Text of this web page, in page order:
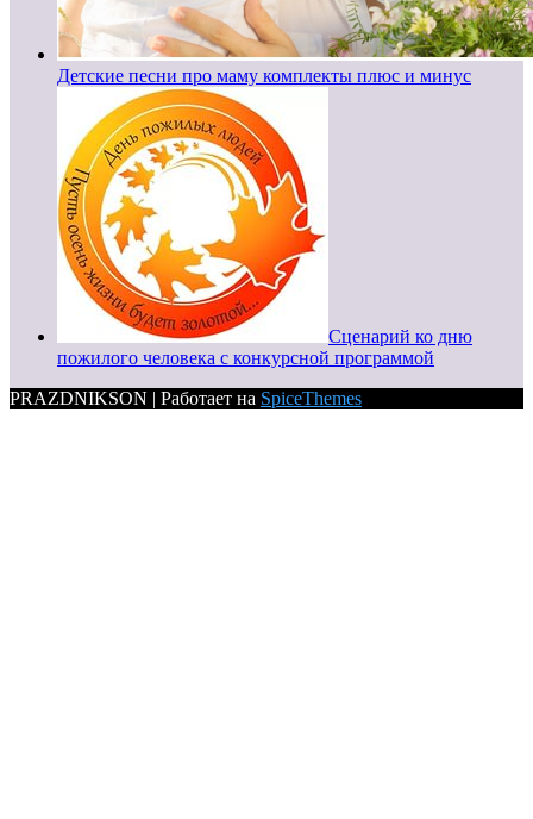
Детские песни про маму комплекты плюс и минус
Сценарий ко дню
пожилого человека с конкурсной программой
PRAZDNIKSON | Работает на SpiceThemes